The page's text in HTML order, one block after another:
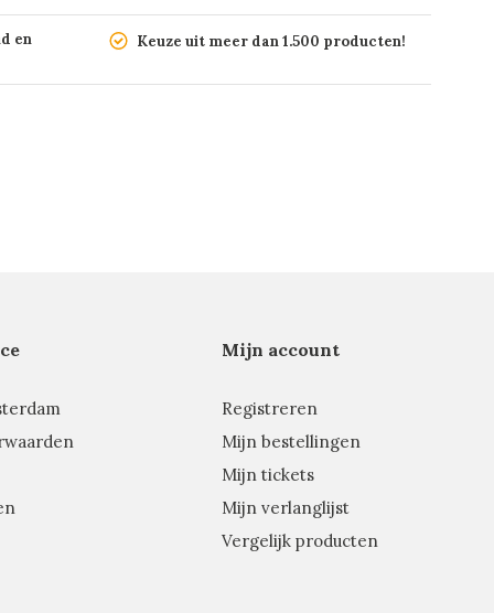
en
Keuze uit meer dan 1.500 producten!
Mijn account
Registreren
Mijn bestellingen
Mijn tickets
Mijn verlanglijst
Vergelijk producten